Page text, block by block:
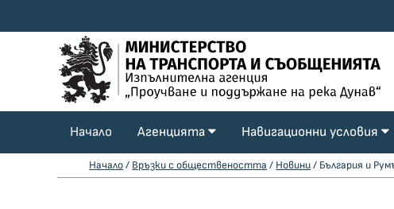
Начало Агенцията Навигационни условия
Начало/ Връзки с обществеността / Новини/ България и